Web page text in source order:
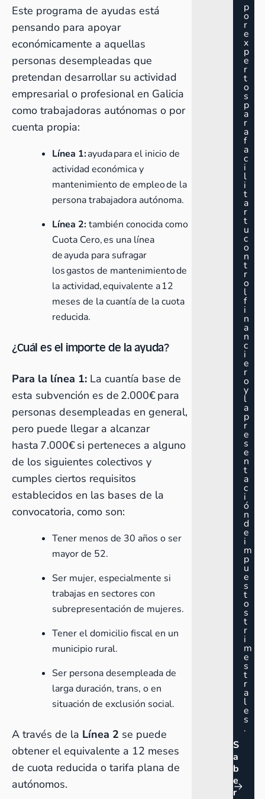
Este programa de ayudas está
pensando para apoyar
económicamente a aquellas
personas desempleadas que
pretendan desarrollar su actividad
empresarial o profesional en Galicia
como trabajadoras autónomas o por
cuenta propia:
Línea 1:ayuda para el inicio de
actividad económica y
mantenimiento de empleo de la
persona trabajadora autónoma.
Línea 2:también conocida como
Cuota Cero, es una línea
de ayuda para sufragar
los gastos de mantenimiento de
la actividad, equivalente a 12
meses de la cuantía de la cuota
reducida.
¿Cuál es el importe de la ayuda?
Para la línea 1: La cuantía base de
esta subvención es de 2.000€ para
personas desempleadas en general,
pero puede llegar a alcanzar
hasta 7.000€ si perteneces a alguno
de los siguientes colectivos y
cumples ciertos requisitos
establecidos en las bases de la
convocatoria, como son:
Tener menos de 30 años o ser
mayor de 52.
Ser mujer, especialmente si
trabajas en sectores con
subrepresentación de mujeres.
Tener el domicilio fiscal en un
municipio rural.
Ser persona desempleada de
larga duración, trans, o en
situación de exclusión social.
A través de la Línea 2 se puede
obtener el equivalente a 12 meses
de cuota reducida o tarifa plana de
autónomos.
p
o
r
e
x
p
e
r
t
o
s
p
a
r
a
f
a
c
i
l
i
t
a
r
t
u
c
o
n
t
r
o
l
f
i
n
a
n
c
i
e
r
o
y
l
a
p
r
e
s
e
n
t
a
c
i
ó
n
d
e
i
m
p
u
e
s
t
o
s
t
r
i
m
e
s
t
r
a
l
e
s
.
S
a
b
e
r